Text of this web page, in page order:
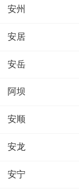
安州
安居
安岳
阿坝
安顺
安龙
安宁